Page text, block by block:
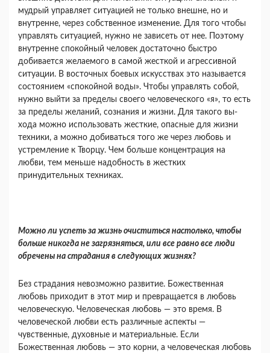
мудрый управля­ет ситуацией не только внешне, но и
внутренне, через собственное изменение. Для того чтобы
управлять ситуацией, нужно не зависеть от нее. Поэтому
внутренне спокойный человек достаточно быстро
добивается желаемого в самой жесткой и агрессивной
ситуации. В восточных боевых ис­кусствах это называется
состоянием «спокойной воды». Чтобы управлять собой,
нужно выйти за пределы своего человеческого «я», то есть
за пре­делы желаний, сознания и жизни. Для такого вы­
хода можно использовать жесткие, опасные для жизни
техники, а можно добиваться того же через любовь и
устремление к Творцу. Чем больше концентрация на
любви, тем меньше надобность в жестких
принудительных техниках.
Можно ли успеть за жизнь очиститься на­столько, чтобы
больше никогда не загрязняться, или все равно все люди
обречены на страдания в следующих жизнях?
Без страдания невозможно развитие. Божест­венная
любовь приходит в этот мир и превращает­ся в любовь
человеческую. Человеческая лю­бовь — это время. В
человеческой любви есть раз­личные аспекты —
чувственные, духовные и материальные. Если
Божественная любовь — это корни, а человеческая любовь